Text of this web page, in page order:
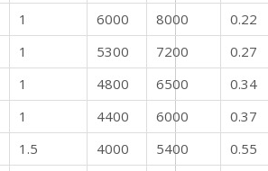
1 6000 8000
0.22
1 5300 7200
0.27
1 4800 6500
0.34
1 4400 6000
0.37
1.5 4000 5400
0.55